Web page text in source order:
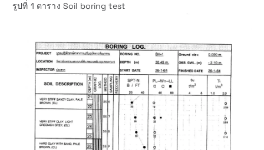
รูปที่ 1 ตาราง Soil boring test